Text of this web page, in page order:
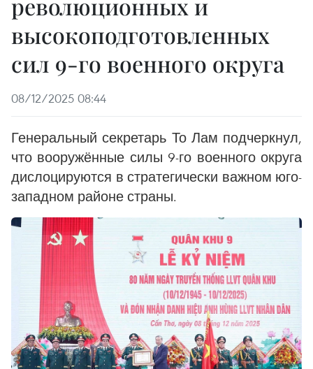
высокоподготовленных
сил 9-го военного округа
08/12/2025 08:44
Генеральный секретарь То Лам подчеркнул,
что вооружённые силы 9-го военного округа
дислоцируются в стратегически важном юго-
западном районе страны.